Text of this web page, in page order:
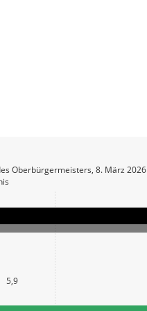
5,9
Oberbürgermeisters, 8. März 2026